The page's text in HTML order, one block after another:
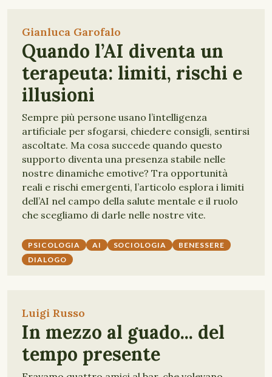
Gianluca Garofalo
Quando l’AI diventa un
terapeuta: limiti, rischi e
illusioni
Sempre più persone usano l’intelligenza
artificiale per sfogarsi, chiedere consigli, sentirsi
ascoltate. Ma cosa succede quando questo
supporto diventa una presenza stabile nelle
nostre dinamiche emotive? Tra opportunità
reali e rischi emergenti, l’articolo esplora i limiti
dell’AI nel campo della salute mentale e il ruolo
che scegliamo di darle nelle nostre vite.
PSICOLOGIA AI SOCIOLOGIA
BENESSERE
DIALOGO
Luigi Russo
In mezzo al guado... del
tempo presente